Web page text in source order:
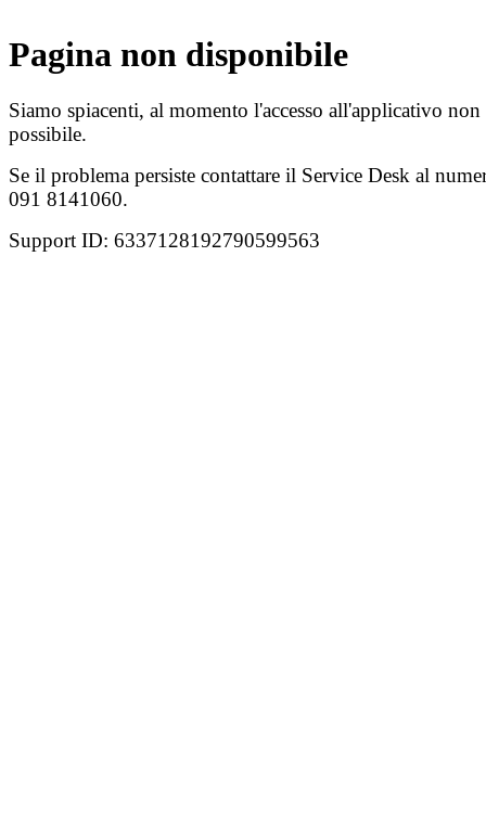
Pagina non disponibile
Siamo spiacenti, al momento l'accesso all'applicativo non
possibile.
Se il problema persiste contattare il Service Desk al
091 8141060.
Support ID: 6337128192790599563